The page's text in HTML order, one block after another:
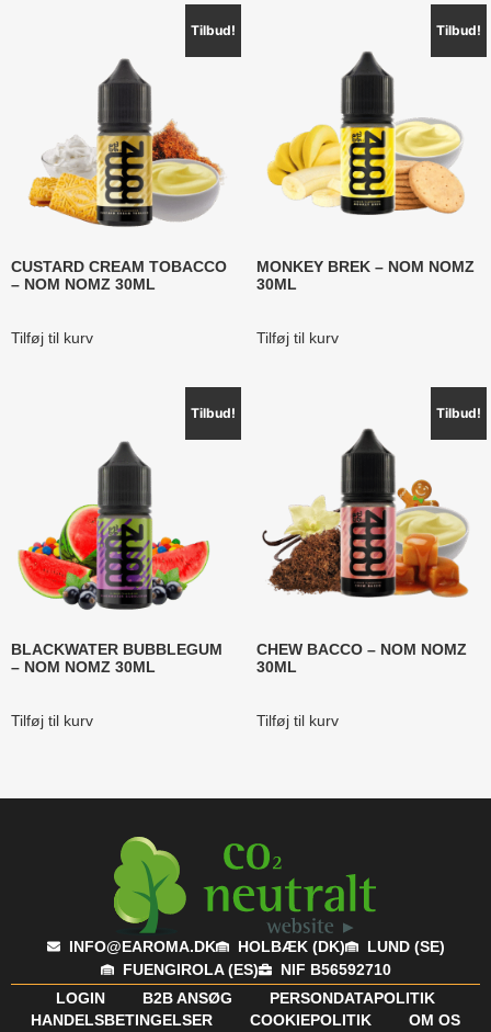
Tilbud!
CUSTARD CREAM TOBACCO
– NOM NOMZ 30ML
Tilføj til kurv
Tilbud!
MONKEY BREK – NOM NOMZ
30ML
Tilføj til kurv
Tilbud!
BLACKWATER BUBBLEGUM
– NOM NOMZ 30ML
Tilføj til kurv
Tilbud!
CHEW BACCO – NOM NOMZ
30ML
Tilføj til kurv
INFO@EAROMA.DK HOLBÆK (DK)
LUND (SE)
FUENGIROLA (ES)
NIF B56592710
LOGIN
B2B ANSØG
PERSONDATAPOLITIK
HANDELSBETINGELSER
COOKIEPOLITIK OM OS